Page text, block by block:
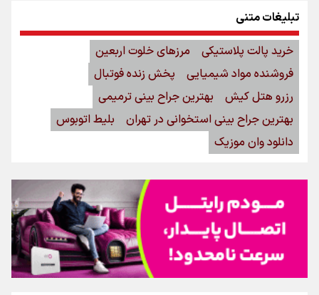
تبلیغات متنی
خرید پالت پلاستیکی
مرزهای خلوت اربعین
فروشنده مواد شیمیایی
پخش زنده فوتبال
رزرو هتل کیش
بهترین جراح بینی ترمیمی
بهترین جراح بینی استخوانی در تهران
بلیط اتوبوس
دانلود وان موزیک